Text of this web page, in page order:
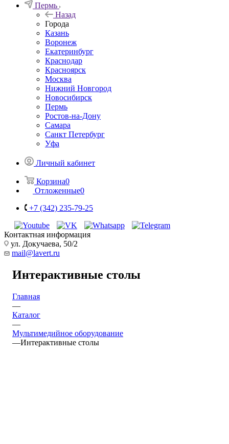
Пермь
Назад
Города
Казань
Воронеж
Екатеринбург
Краснодар
Красноярск
Москва
Нижний Новгород
Новосибирск
Пермь
Ростов-на-Дону
Самара
Санкт Петербург
Уфа
Личный кабинет
Корзина0
Отложенные0
+7 (342) 235-79-25
Контактная информация
ул. Докучаева, 50/2
mail@lavert.ru
Интерактивные столы
Главная
—
Каталог
—
Мультимедийное оборудование
—Интерактивные столы